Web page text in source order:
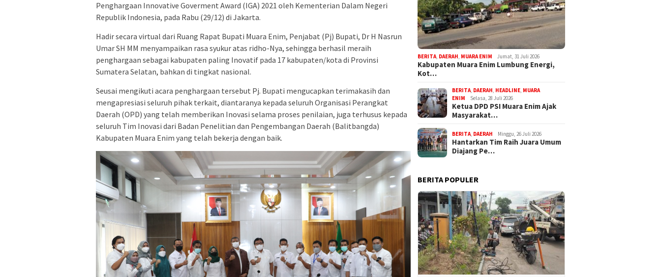
Penghargaan Innovative Goverment Award (IGA) 2021 oleh Kementerian Dalam Negeri
Republik Indonesia, pada Rabu (29/12) di Jakarta.
Hadir secara virtual dari Ruang Rapat Bupati Muara Enim, Penjabat (Pj) Bupati, Dr H Nasrun
Umar SH MM menyampaikan rasa syukur atas ridho-Nya, sehingga berhasil meraih
penghargaan sebagai kabupaten paling Inovatif pada 17 kabupaten/kota di Provinsi
Sumatera Selatan, bahkan di tingkat nasional.
Seusai mengikuti acara penghargaan tersebut Pj. Bupati mengucapkan terimakasih dan
mengapresiasi seluruh pihak terkait, diantaranya kepada seluruh Organisasi Perangkat
Daerah (OPD) yang telah memberikan Inovasi selama proses penilaian, juga terhusus kepada
seluruh Tim Inovasi dari Badan Penelitian dan Pengembangan Daerah (Balitbangda)
Kabupaten Muara Enim yang telah bekerja dengan baik.
BERITA, DAERAH, MUARA ENIM Jumat, 31 Juli 2026
Kabupaten Muara Enim Lumbung Energi,
Kot…
BERITA, DAERAH, HEADLINE, MUARA
ENIM
Selasa, 28 Juli 2026
Ketua DPD PSI Muara Enim Ajak
Masyarakat…
BERITA, DAERAH Minggu, 26 Juli 2026
Hantarkan Tim Raih Juara Umum
Diajang Pe…
BERITA POPULER